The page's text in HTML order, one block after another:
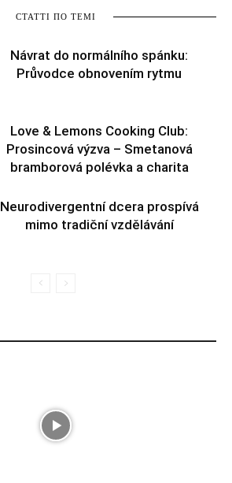
СТАТТІ ПО ТЕМІ
Návrat do normálního spánku:
Průvodce obnovením rytmu
Love & Lemons Cooking Club:
Prosincová výzva – Smetanová
bramborová polévka a charita
Neurodivergentní dcera prospívá
mimo tradiční vzdělávání